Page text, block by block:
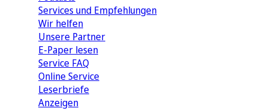
Services und Empfehlungen
Wir helfen
Unsere Partner
E-Paper lesen
Service FAQ
Online Service
Leserbriefe
Anzeigen